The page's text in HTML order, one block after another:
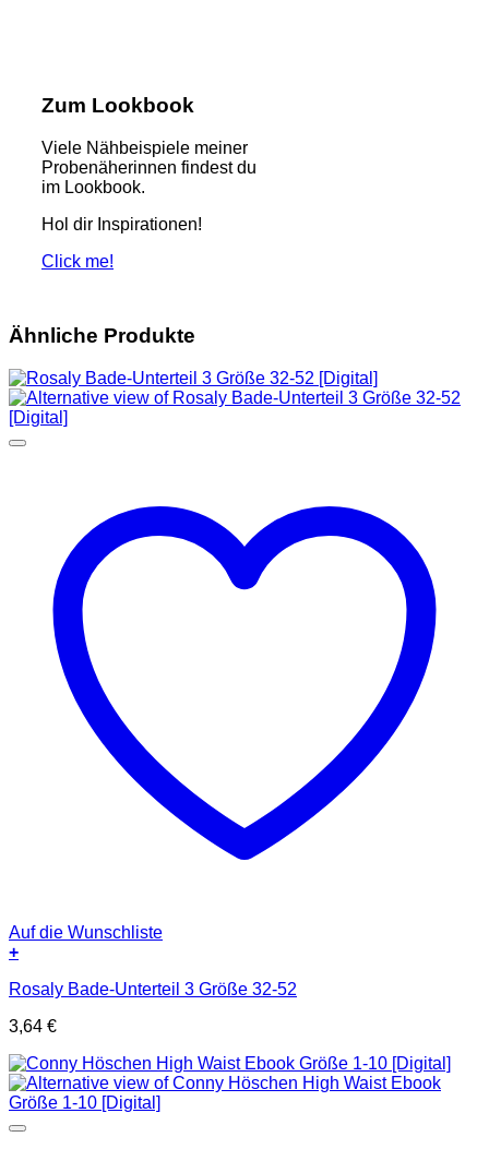
Zum Lookbook
Viele Nähbeispiele meiner
Probenäherinnen findest du
im Lookbook.
Hol dir Inspirationen!
Click me!
Ähnliche Produkte
Auf die Wunschliste
+
Rosaly Bade-Unterteil 3 Größe 32-52
3,64 €